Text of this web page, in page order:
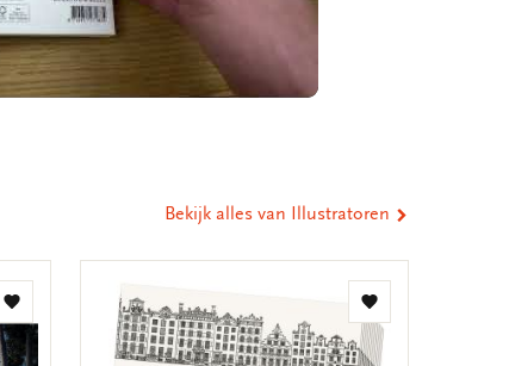
Bekijk alles van Illustratoren
Toevoegen
aan
verlanglijst
Toevoegen
aan
verlanglijst